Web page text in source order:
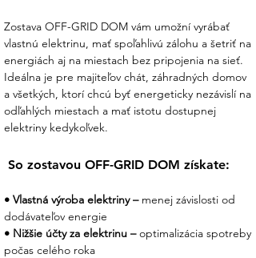
Zostava OFF-GRID DOM vám umožní vyrábať
vlastnú elektrinu, mať spoľahlivú zálohu a šetriť na
energiách aj na miestach bez pripojenia na sieť.
Ideálna je pre majiteľov chát, záhradných domov
a všetkých, ktorí chcú byť energeticky nezávislí na
odľahlých miestach a mať istotu dostupnej
elektriny kedykoľvek.
So zostavou OFF-GRID DOM získate:
• Vlastná výroba elektriny – menej závislosti od
dodávateľov energie
• Nižšie účty za elektrinu – optimalizácia spotreby
počas celého roka